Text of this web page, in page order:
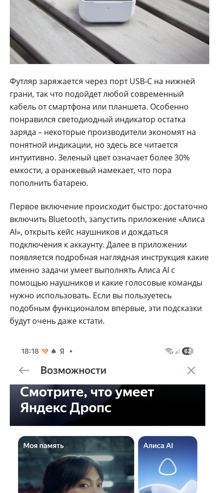
Футляр заряжается через порт USB‑C на нижней
грани, так что подойдет любой современный
кабель от смартфона или планшета. Особенно
понравился светодиодный индикатор остатка
заряда – некоторые производители экономят на
понятной индикации, но здесь все читается
интуитивно. Зеленый цвет означает более 30%
емкости, а оранжевый намекает, что пора
пополнить батарею.
Первое включение происходит быстро: достаточно
включить Bluetooth, запустить приложение «Алиса
AI», открыть кейс наушников и дождаться
подключения к аккаунту. Далее в приложении
появляется подробная наглядная инструкция какие
именно задачи умеет выполнять Алиса AI с
помощью наушников и какие голосовые команды
нужно использовать. Если вы пользуетесь
подобным функционалом впервые, эти подсказки
будут очень даже кстати.